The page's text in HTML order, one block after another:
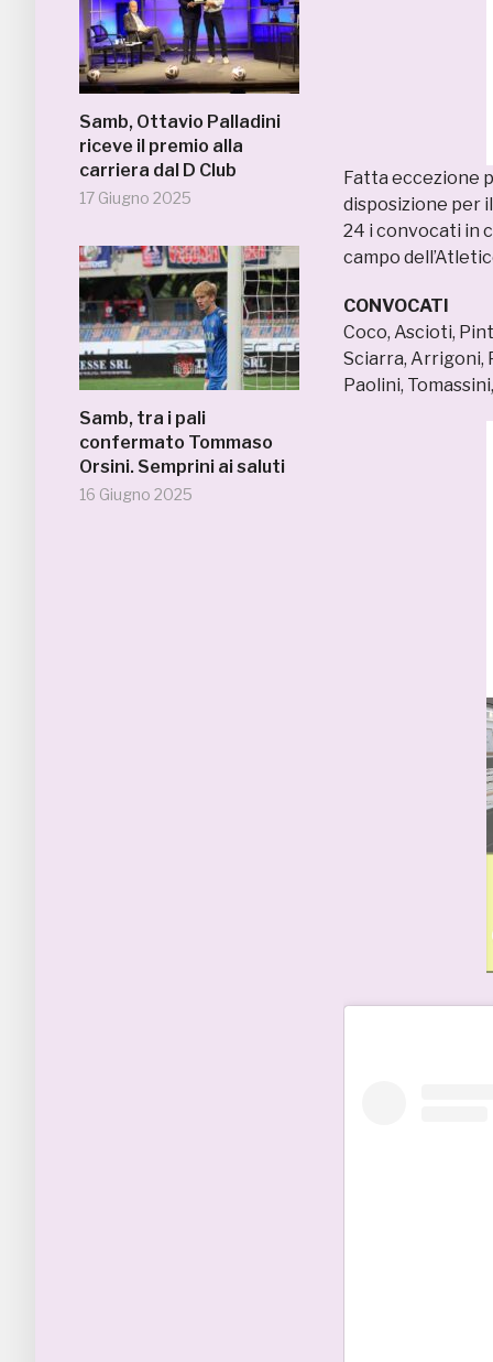
Samb, Ottavio Palladini
riceve il premio alla
carriera dal D Club
17 Giugno 2025
Samb, tra i pali
confermato Tommaso
Orsini. Semprini ai saluti
16 Giugno 2025
Fatta eccezione
disposizione per
24 i convocati in
campo
CONVOCATI
Coco, Ascioti,
Sciarra, Arrigoni,
Paolini,